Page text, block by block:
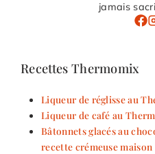
jamais
Recettes Thermomix
Liqueur de réglisse au
Liqueur de café au
Bâtonnets glacés au
recette crémeuse maison